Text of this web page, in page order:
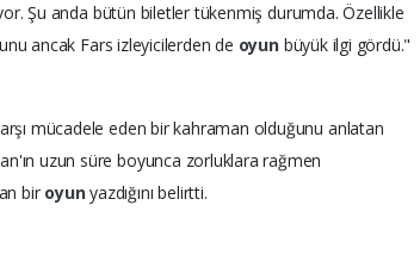
Şu anda bütün biletler tükenmiş durumda. Özellikle
ancak Fars izleyicilerden de oyun büyük ilgi gördü."
mücadele eden bir kahraman olduğunu anlatan
uzun süre boyunca zorluklara rağmen
bir oyunyazdığını belirtti.